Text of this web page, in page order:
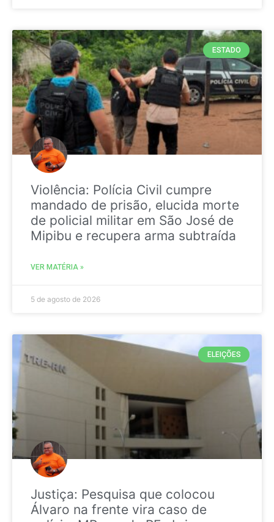
ESTADO
Violência: Polícia Civil cumpre
mandado de prisão, elucida morte
de policial militar em São José de
Mipibu e recupera arma subtraída
VER MATÉRIA »
5 de agosto de 2026
ELEIÇÕES
Justiça: Pesquisa que colocou
Álvaro na frente vira caso de